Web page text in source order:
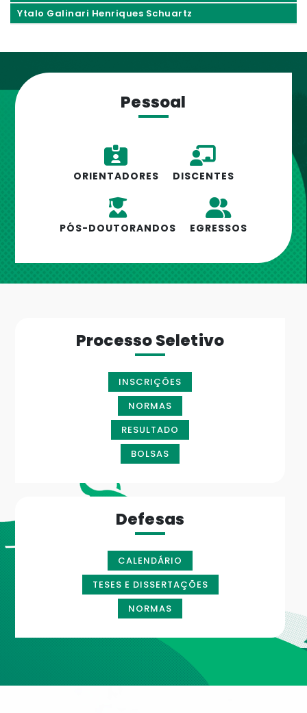
Ytalo Galinari Henriques Schuartz
Pessoal
ORIENTADORES DISCENTES
PÓS-DOUTORANDOS EGRESSOS
Processo Seletivo
INSCRIÇÕES
NORMAS
RESULTADO
BOLSAS
Defesas
CALENDÁRIO
TESES E DISSERTAÇÕES
NORMAS